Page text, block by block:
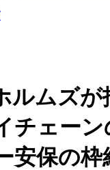
ルムズ
チェーン
安保の枠